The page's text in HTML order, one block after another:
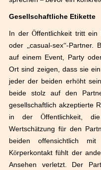
Gesellschaftliche Etikette
In der Öffentlichkeit tritt
oder
casual-sex“-Partner.
auf einem Event, Party
Ort sind zeigen, dass sie
jeder der beiden erhöht
beide stolz auf den
gesellschaftlich akzeptierte
in der Öffentlichkeit,
Wertschätzung für den
beiden offensichtlich
Körperkontakt fühlt der
Ansehen verletzt. Der